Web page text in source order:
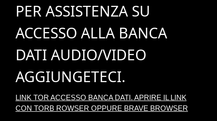
PER ASSISTENZA SU
ACCESSO ALLA BANCA
DATI AUDIO/VIDEO
AGGIUNGETECI.
LINK TOR ACCESSO BANCA DATI. APRIRE IL LINK
CON TORB ROWSER OPPURE BRAVE BROWSER